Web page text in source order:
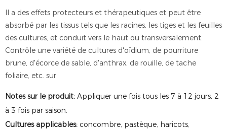
Il a des effets protecteurs et thérapeutiques et peut être
absorbé par les tissus tels que les racines, les tiges et les feuilles
des cultures, et conduit vers le haut ou transversalement.
Contrôle une variété de cultures d'oïdium, de pourriture
brune, d'écorce de sable, d'anthrax, de rouille, de tache
foliaire, etc. sur
Notes sur le produit: Appliquer une fois tous les 7 à 12 jours, 2
à 3 fois par saison.
Cultures applicables: concombre, pastèque, haricots,